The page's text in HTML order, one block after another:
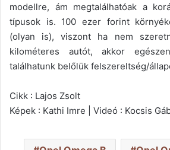
modellre, ám megtalálhatóak a
típusok is. 100 ezer forint
(olyan is), viszont ha nem
kilométeres autót, akkor
találhatunk belőlük felszereltség/
Cikk : Lajos Zsolt
Képek : Kathi Imre | Videó : Kocsis